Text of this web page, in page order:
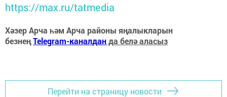
https://max.ru/tatmedia
Хәзер Арча һәм Арча районы яңалыкларын
безнеңTelegram-каналданда белә аласыз
Перейти на страницу новости